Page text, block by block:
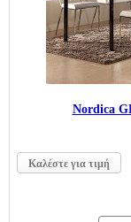
Nordica
Καλέστε για τιμή